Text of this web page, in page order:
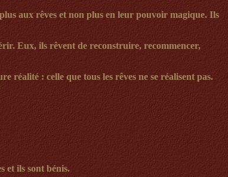
aux rêves et non plus en leur pouvoir magique. Ils
Eux, ils rêvent de reconstruire, recommencer,
réalité : celle que tous les rêves ne se réalisent pas.
et ils sont bénis.